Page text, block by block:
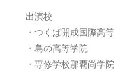
出演校
・つくば開成国際高
・島の高等学院
・専修学校那覇尚学